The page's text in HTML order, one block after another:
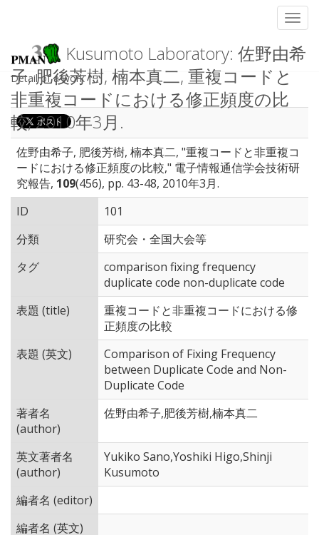
Kusumoto Laboratory: 佐野由希
子, 肥後芳樹, 楠本真二, 重複コードと
非重複コードにおける修正頻度の比
較, 2010年3月.
Detail of a work
佐野由希子, 肥後芳樹, 楠本真二, "重複コードと非重複コ
ードにおける修正頻度の比較," 電子情報通信学会技術研
究報告, 109(456), pp. 43-48, 2010年3月.
ID
101
分類
研究会・全国大会等
タグ
comparison fixing frequency
duplicate code non-duplicate code
表題 (title)
重複コードと非重複コードにおける修
正頻度の比較
表題 (英文)
Comparison of Fixing Frequency
between Duplicate Code and Non-
Duplicate Code
著者名
(author)
佐野由希子,肥後芳樹,楠本真二
英文著者名
(author)
Yukiko Sano,Yoshiki Higo,Shinji
Kusumoto
編者名 (editor)
編者名 (英文)